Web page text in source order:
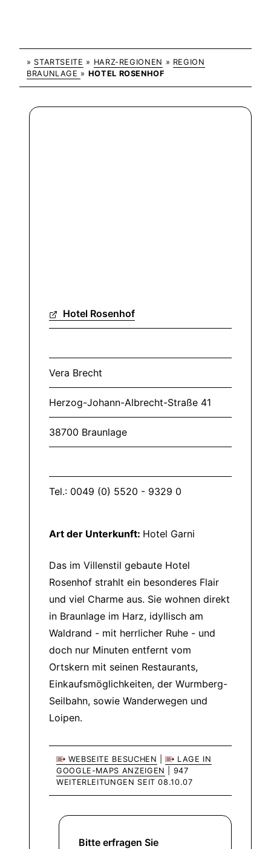
» STARTSEITE » HARZ-REGIONEN » REGION
BRAUNLAGE » HOTEL ROSENHOF
Hotel Rosenhof
Vera Brecht
Herzog-Johann-Albrecht-Straße 41
38700 Braunlage
Tel.: 0049 (0) 5520 - 9329 0
Art der Unterkunft: Hotel Garni
Das im Villenstil gebaute Hotel
Rosenhof strahlt ein besonderes Flair
und viel Charme aus. Sie wohnen direkt
in Braunlage im Harz, idyllisch am
Waldrand - mit herrlicher Ruhe - und
doch nur Minuten entfernt vom
Ortskern mit seinen Restaurants,
Einkaufsmöglichkeiten, der Wurmberg-
Seilbahn, sowie Wanderwegen und
Loipen.
WEBSEITE BESUCHEN |
LAGE IN
GOOGLE-MAPS ANZEIGEN
| 947
WEITERLEITUNGEN SEIT 08.10.07
Bitte erfragen Sie